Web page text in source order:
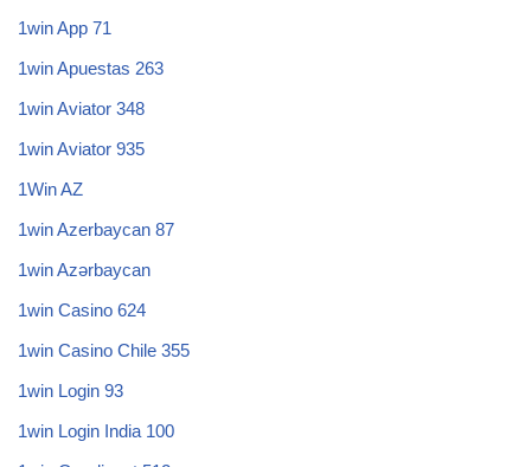
1win App 71
1win Apuestas 263
1win Aviator 348
1win Aviator 935
1Win AZ
1win Azerbaycan 87
1win Azərbaycan
1win Casino 624
1win Casino Chile 355
1win Login 93
1win Login India 100